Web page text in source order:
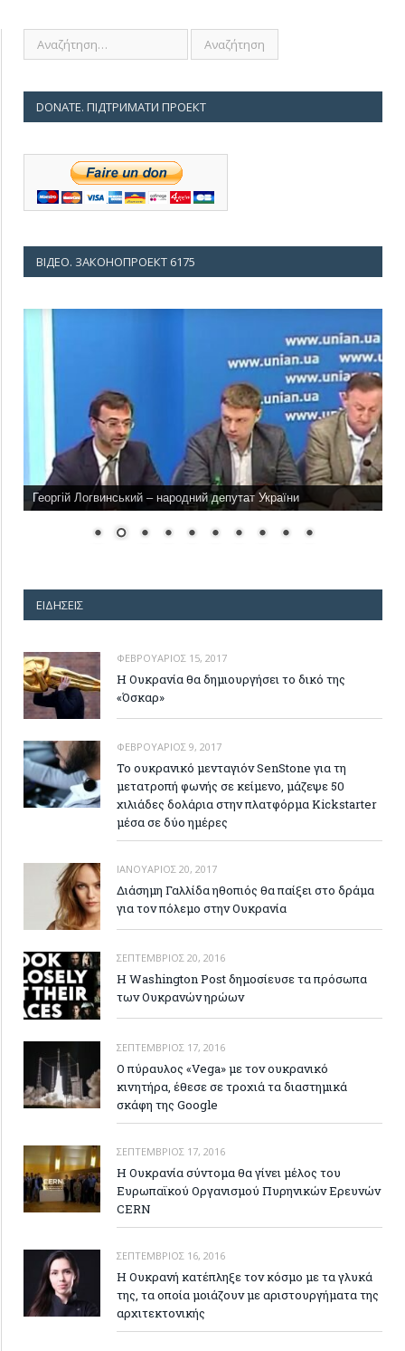
DONATE. ПІДТРИМАТИ ПРОЕКТ
ВІДЕО. ЗАКОНОПРОЕКТ 6175
Георгій Логвинський – народний депутат України
ΕΙΔΉΣΕΙΣ
ΦΕΒΡΟΥΆΡΙΟΣ 15, 2017
Η Ουκρανία θα δημιουργήσει το δικό της
«Όσκαρ»
ΦΕΒΡΟΥΆΡΙΟΣ 9, 2017
Το ουκρανικό μενταγιόν SenStone για τη
μετατροπή φωνής σε κείμενο, μάζεψε 50
χιλιάδες δολάρια στην πλατφόρμα Kickstarter
μέσα σε δύο ημέρες
ΙΑΝΟΥΆΡΙΟΣ 20, 2017
Διάσημη Γαλλίδα ηθοπιός θα παίξει στο δράμα
για τον πόλεμο στην Ουκρανία
ΣΕΠΤΈΜΒΡΙΟΣ 20, 2016
Η Washington Post δημοσίευσε τα πρόσωπα
των Ουκρανών ηρώων
ΣΕΠΤΈΜΒΡΙΟΣ 17, 2016
Ο πύραυλος «Vega» με τον ουκρανικό
κινητήρα, έθεσε σε τροχιά τα διαστημικά
σκάφη της Google
ΣΕΠΤΈΜΒΡΙΟΣ 17, 2016
Η Ουκρανία σύντομα θα γίνει μέλος του
Ευρωπαϊκού Οργανισμού Πυρηνικών Ερευνών
CERN
ΣΕΠΤΈΜΒΡΙΟΣ 16, 2016
H Ουκρανή κατέπληξε τον κόσμο με τα γλυκά
της, τα οποία μοιάζουν με αριστουργήματα της
αρχιτεκτονικής